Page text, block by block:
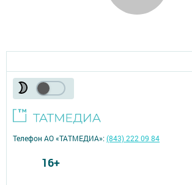
Телефон АО «ТАТМЕДИА»:(843) 222 09 84
16+